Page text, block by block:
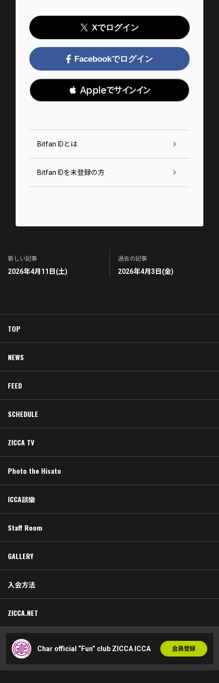
Xでログイン
Facebookでログイン
 Appleでサインイン
Bitfan IDとは
Bitfan IDを未登録の方
新しい記事
2026年4月11日(土)
過去の記事
2026年4月3日(金)
TOP
NEWS
FEED
SCHEDULE
ZICCA TV
Photo the Hisato
ICCA談欒
Staff Room
GALLERY
入会方法
ZICCA.NET
Char official “Fun” club ZICCA ICCA 会員登録